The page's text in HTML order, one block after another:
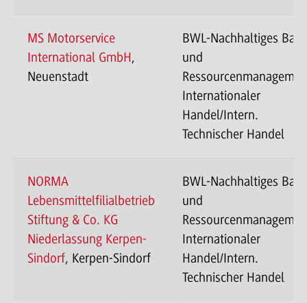
MS Motorservice
International GmbH,
Neuenstadt
BWL-Nachhaltiges
und
Internationaler
Handel/Intern.
Technischer Handel
NORMA
Lebensmittelfilialbetrieb
Stiftung & Co. KG
Niederlassung Kerpen-
Sindorf, Kerpen-Sindorf
BWL-Nachhaltiges
und
Internationaler
Handel/Intern.
Technischer Handel